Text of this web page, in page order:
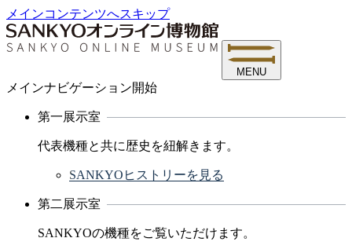
メインコンテンツへスキップ
MENU
メインナビゲーション開始
第一展示室
代表機種と共に歴史を紐解きます。
SANKYOヒストリーを見る
第二展示室
SANKYOの機種をご覧いただけます。